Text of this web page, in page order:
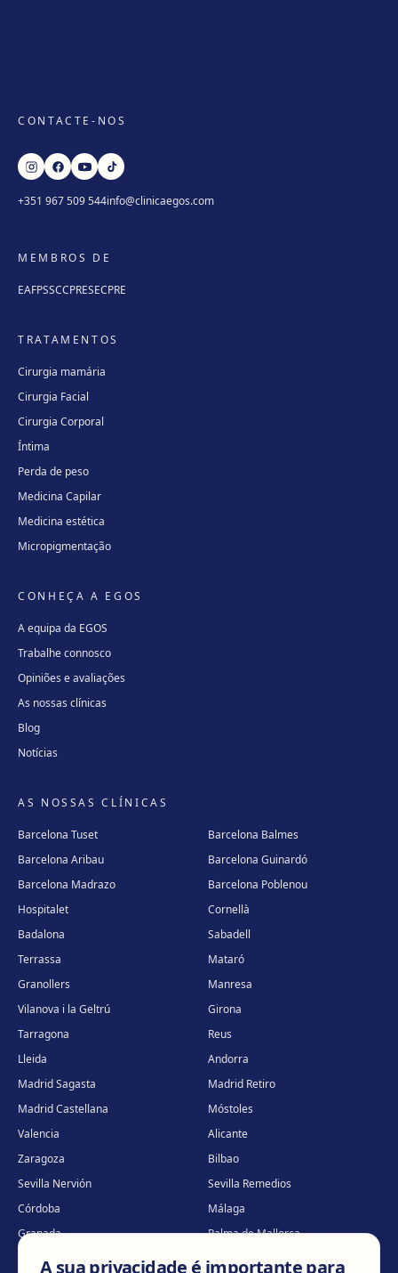
CONTACTE-NOS
+351 967 509 544info@clinicaegos.com
MEMBROS DE
EAFPSSCCPRESECPRE
TRATAMENTOS
Cirurgia mamária
Cirurgia Facial
Cirurgia Corporal
Íntima
Perda de peso
Medicina Capilar
Medicina estética
Micropigmentação
CONHEÇA A EGOS
A equipa da EGOS
Trabalhe connosco
Opiniões e avaliações
As nossas clínicas
Blog
Notícias
AS NOSSAS CLÍNICAS
Barcelona Tuset
Barcelona Balmes
Barcelona Aribau
Barcelona Guinardó
Barcelona Madrazo
Barcelona Poblenou
Hospitalet
Cornellà
Badalona
Sabadell
Terrassa
Mataró
Granollers
Manresa
Vilanova i la Geltrú
Girona
Tarragona
Reus
Lleida
Andorra
Madrid Sagasta
Madrid Retiro
Madrid Castellana
Móstoles
Valencia
Alicante
Zaragoza
Bilbao
Sevilla Nervión
Sevilla Remedios
Córdoba
Málaga
Granada
Palma de Mallorca
Tenerife
Portugal · Famalicão
A sua privacidade é importante para